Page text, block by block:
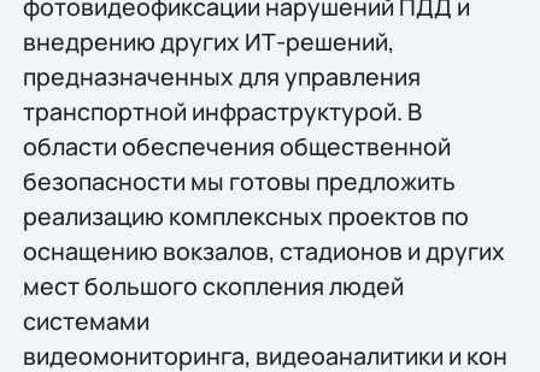
фотовидеофиксации нарушений ПДД и
внедрению других ИТ-решений,
предназначенных для управления
транспортной инфраструктурой. В
области обеспечения общественной
безопасности мы готовы предложить
реализацию комплексных проектов по
оснащению вокзалов, стадионов и других
мест большого скопления людей
системами
видеомониторинга, видеоаналитики и кон